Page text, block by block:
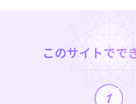
このサイトでで